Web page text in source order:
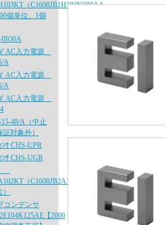
（C1608JB1H103K080AA、
個単位、1個
0930A
AC入力電源
A
AC入力電源
A
AC入力電源
48/A（中止
対象外）
ｻ CHS-UPR
ｻ CHS-UGR
（C1608JB2A102K080AA、
コンデンサ
【2000